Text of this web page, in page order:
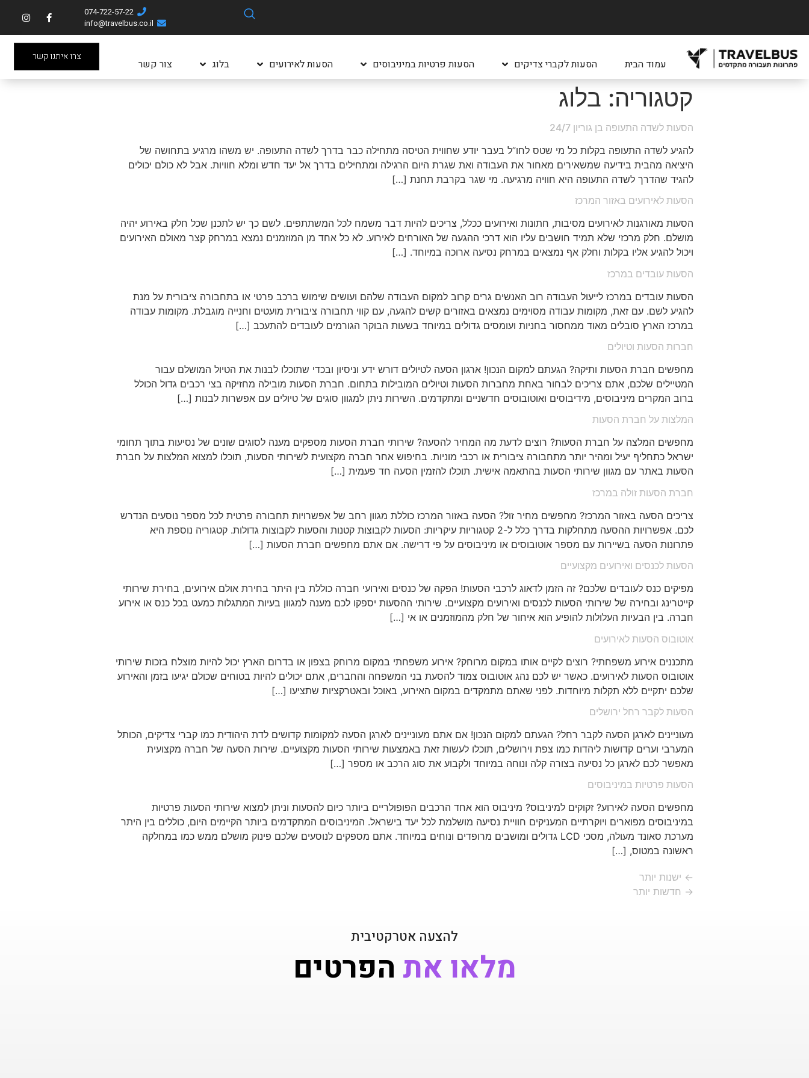
074-722-57-22
info@travelbus.co.il
עמוד הבית הסעות לקברי צדיקים הסעות פרטיות במיניבוסים הסעות לאירועים בלוג צור קשר
צרו איתנו קשר
קטגוריה: בלוג
הסעות לשדה התעופה בן גוריון 24/7
להגיע לשדה התעופה בקלות כל מי שטס לחו”ל בעבר יודע שחווית הטיסה מתחילה כבר בדרך לשדה התעופה. יש משהו מרגיע בתחושה של
היציאה מהבית בידיעה שמשאירים מאחור את העבודה ואת שגרת היום הרגילה ומתחילים בדרך אל יעד חדש ומלא חוויות. אבל לא כולם יכולים
להגיד שהדרך לשדה התעופה היא חוויה מרגיעה. מי שגר בקרבת תחנת […]
הסעות לאירועים באזור המרכז
הסעות מאורגנות לאירועים מסיבות, חתונות ואירועים ככלל, צריכים להיות דבר משמח לכל המשתתפים. לשם כך יש לתכנן שכל חלק באירוע יהיה
מושלם. חלק מרכזי שלא תמיד חושבים עליו הוא דרכי ההגעה של האורחים לאירוע. לא כל אחד מן המוזמנים נמצא במרחק קצר מאולם האירועים
ויכול להגיע אליו בקלות וחלק אף נמצאים במרחק נסיעה ארוכה במיוחד. […]
הסעות עובדים במרכז
הסעות עובדים במרכז לייעול העבודה רוב האנשים גרים קרוב למקום העבודה שלהם ועושים שימוש ברכב פרטי או בתחבורה ציבורית על מנת
להגיע לשם. עם זאת, מקומות עבודה מסוימים נמצאים באזורים קשים להגעה, עם קווי תחבורה ציבורית מועטים וחנייה מוגבלת. מקומות עבודה
במרכז הארץ סובלים מאוד ממחסור בחניות ועומסים גדולים במיוחד בשעות הבוקר הגורמים לעובדים להתעכב […]
חברות הסעות וטיולים
מחפשים חברת הסעות ותיקה? הגעתם למקום הנכון! ארגון הסעה לטיולים דורש ידע וניסיון ובכדי שתוכלו לבנות את הטיול המושלם עבור
המטיילים שלכם, אתם צריכים לבחור באחת מחברות הסעות וטיולים המובילות בתחום. חברת הסעות מובילה מחזיקה בצי רכבים גדול הכולל
ברוב המקרים מיניבוסים, מידיבוסים ואוטובוסים חדשניים ומתקדמים. השירות ניתן למגוון סוגים של טיולים עם אפשרות לבנות […]
המלצות על חברת הסעות
מחפשים המלצה על חברת הסעות? רוצים לדעת מה המחיר להסעה? שירותי חברת הסעות מספקים מענה לסוגים שונים של נסיעות בתוך תחומי
ישראל כתחליף יעיל ומהיר יותר מתחבורה ציבורית או רכבי מוניות. בחיפוש אחר חברה מקצועית לשירותי הסעות, תוכלו למצוא המלצות על חברת
הסעות באתר עם מגוון שירותי הסעות בהתאמה אישית. תוכלו להזמין הסעה חד פעמית […]
חברת הסעות זולה במרכז
צריכים הסעה באזור המרכז? מחפשים מחיר זול? הסעה באזור המרכז כוללת מגוון רחב של אפשרויות תחבורה פרטית לכל מספר נוסעים הנדרש
לכם. אפשרויות ההסעה מתחלקות בדרך כלל ל-2 קטגוריות עיקריות: הסעות לקבוצות קטנות והסעות לקבוצות גדולות. קטגוריה נוספת היא
פתרונות הסעה בשיירות עם מספר אוטובוסים או מיניבוסים על פי דרישה. אם אתם מחפשים חברת הסעות […]
הסעות לכנסים ואירועים מקצועיים
מפיקים כנס לעובדים שלכם? זה הזמן לדאוג לרכבי הסעות! הפקה של כנסים ואירועי חברה כוללת בין היתר בחירת אולם אירועים, בחירת שירותי
קייטרינג ובחירה של שירותי הסעות לכנסים ואירועים מקצועיים. שירותי ההסעות יספקו לכם מענה למגוון בעיות המתגלות כמעט בכל כנס או אירוע
חברה. בין הבעיות העלולות להופיע הוא איחור של חלק מהמוזמנים או אי […]
אוטובוס הסעות לאירועים
מתכננים אירוע משפחתי? רוצים לקיים אותו במקום מרוחק? אירוע משפחתי במקום מרוחק בצפון או בדרום הארץ יכול להיות מוצלח בזכות שירותי
אוטובוס הסעות לאירועים. כאשר יש לכם נהג אוטובוס צמוד להסעת בני המשפחה והחברים, אתם יכולים להיות בטוחים שכולם יגיעו בזמן והאירוע
שלכם יתקיים ללא תקלות מיוחדות. לפני שאתם מתמקדים במקום האירוע, באוכל ובאטרקציות שתציעו […]
הסעות לקבר רחל ירושלים
מעוניינים לארגן הסעה לקבר רחל? הגעתם למקום הנכון! אם אתם מעוניינים לארגן הסעה למקומות קדושים לדת היהודית כמו קברי צדיקים, הכותל
המערבי וערים קדושות ליהדות כמו צפת וירושלים, תוכלו לעשות זאת באמצעות שירותי הסעות מקצועיים. שירות הסעה של חברה מקצועית
מאפשר לכם לארגן כל נסיעה בצורה קלה ונוחה במיוחד ולקבוע את סוג הרכב או מספר […]
הסעות פרטיות במיניבוסים
מחפשים הסעה לאירוע? זקוקים למיניבוס? מיניבוס הוא אחד הרכבים הפופולריים ביותר כיום להסעות וניתן למצוא שירותי הסעות פרטיות
במיניבוסים מפוארים ויוקרתיים המעניקים חוויית נסיעה מושלמת לכל יעד בישראל. המיניבוסים המתקדמים ביותר הקיימים היום, כוללים בין היתר
מערכת סאונד מעולה, מסכי LCD גדולים ומושבים מרופדים ונוחים במיוחד. אתם מספקים לנוסעים שלכם פינוק מושלם ממש כמו במחלקה
ראשונה במטוס, […]
← ישנות יותר
→ חדשות יותר
להצעה אטרקטיבית
מלאו את הפרטים